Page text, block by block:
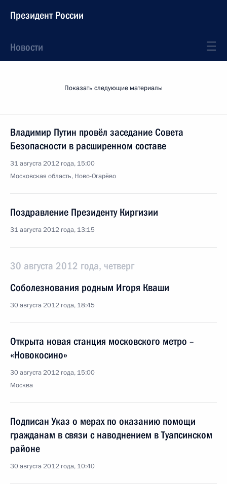
Президент России
Новости
Показать следующие материалы
Владимир Путин провёл заседание Совета
Безопасности в расширенном составе
31 августа 2012 года, 15:00
Московская область, Ново-Огарёво
Поздравление Президенту Киргизии
31 августа 2012 года, 13:15
30 августа 2012 года, четверг
Соболезнования родным Игоря Кваши
30 августа 2012 года, 18:45
Открыта новая станция московского метро –
«Новокосино»
30 августа 2012 года, 15:00
Москва
Подписан Указ о мерах по оказанию помощи
гражданам в связи с наводнением в Туапсинском
районе
30 августа 2012 года, 10:40